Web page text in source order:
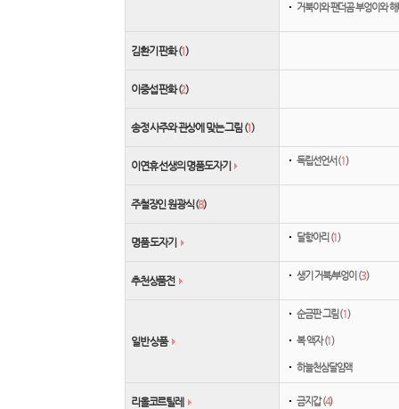
거북이와 팬더곰 부엉이와 해
김환기 판화 (1)
이중섭 판화 (2)
송정 사주와 관상에 맞는 그림 (1)
이연휴 선생의 명품도자기 독립선언서 (1)
주철장인 원광식 (8)
명품 도자기 달항아리 (1)
추천상품전 생기 거북/부엉이 (3)
일반 상품
순금판 그림 (1)
복 액자 (1)
하늘천삼달임액
리올코르틸레 금지갑 (4)